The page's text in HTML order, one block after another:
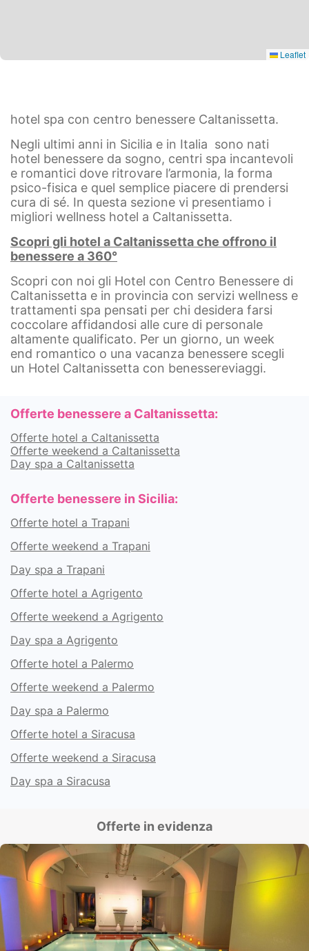
Leaflet
hotel spa con centro benessere Caltanissetta.
Negli ultimi anni in Sicilia e in Italia sono nati
hotel benessere da sogno, centri spa incantevoli
e romantici dove ritrovare l’armonia, la forma
psico-fisica e quel semplice piacere di prendersi
cura di sé. In questa sezione vi presentiamo i
migliori wellness hotel a Caltanissetta.
Scopri gli hotel a Caltanissetta che offrono il
benessere a 360°
Scopri con noi gli Hotel con Centro Benessere di
Caltanissetta e in provincia con servizi wellness e
trattamenti spa pensati per chi desidera farsi
coccolare affidandosi alle cure di personale
altamente qualificato. Per un giorno, un week
end romantico o una vacanza benessere scegli
un Hotel Caltanissetta con benessereviaggi.
Offerte benessere a Caltanissetta:
Offerte hotel a Caltanissetta
Offerte weekend a Caltanissetta
Day spa a Caltanissetta
Offerte benessere in Sicilia:
Offerte hotel a Trapani
Offerte weekend a Trapani
Day spa a Trapani
Offerte hotel a Agrigento
Offerte weekend a Agrigento
Day spa a Agrigento
Offerte hotel a Palermo
Offerte weekend a Palermo
Day spa a Palermo
Offerte hotel a Siracusa
Offerte weekend a Siracusa
Day spa a Siracusa
Offerte in evidenza